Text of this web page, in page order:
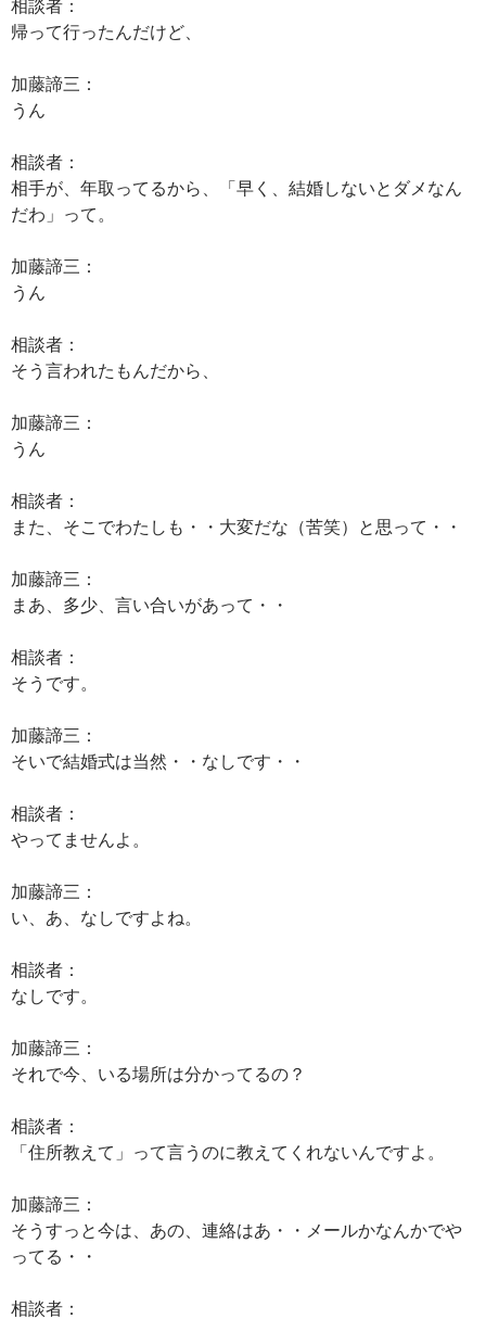
相談者：
帰って行ったんだけど、
加藤諦三：
うん
相談者：
相手が、年取ってるから、「早く、結婚しないとダメなん
だわ」って。
加藤諦三：
うん
相談者：
そう言われたもんだから、
加藤諦三：
うん
相談者：
また、そこでわたしも・・大変だな（苦笑）と思って・・
加藤諦三：
まあ、多少、言い合いがあって・・
相談者：
そうです。
加藤諦三：
そいで結婚式は当然・・なしです・・
相談者：
やってませんよ。
加藤諦三：
い、あ、なしですよね。
相談者：
なしです。
加藤諦三：
それで今、いる場所は分かってるの？
相談者：
「住所教えて」って言うのに教えてくれないんですよ。
加藤諦三：
そうすっと今は、あの、連絡はあ・・メールかなんかでや
ってる・・
相談者：